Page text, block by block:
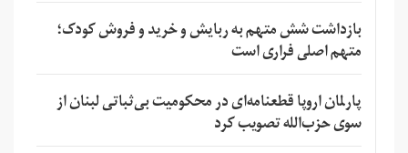
بازداشت شش متهم به ربایش و خرید و فروش کودک؛
متهم اصلی فراری است
پارلمان اروپا قطعنامه‌ای در محکومیت بی‌ثباتی لبنان از
سوی حزب‌الله تصویب کرد